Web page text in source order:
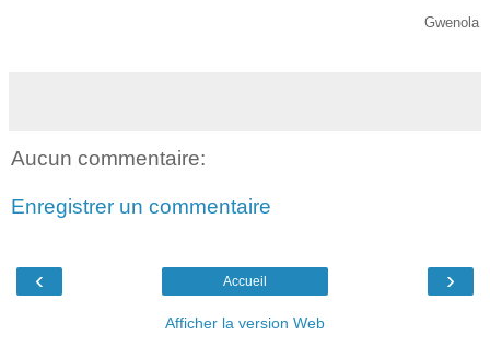
Gwenola
Aucun commentaire:
Enregistrer un commentaire
‹ ›
Accueil
Afficher la version Web